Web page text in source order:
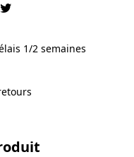
1/2 semaines